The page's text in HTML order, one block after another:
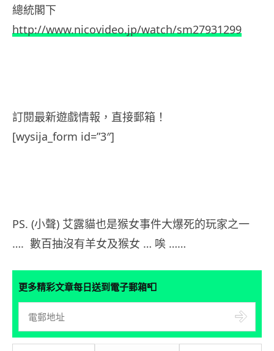
總統閣下
http://www.nicovideo.jp/watch/sm27931299
訂閱最新遊戲情報，直接郵箱！
[wysija_form id=”3″]
PS. (小聲) 艾露貓也是猴女事件大爆死的玩家之一
…. 數百抽沒有羊女及猴女 … 唉 ……
更多精彩文章每日送到電子郵箱📮